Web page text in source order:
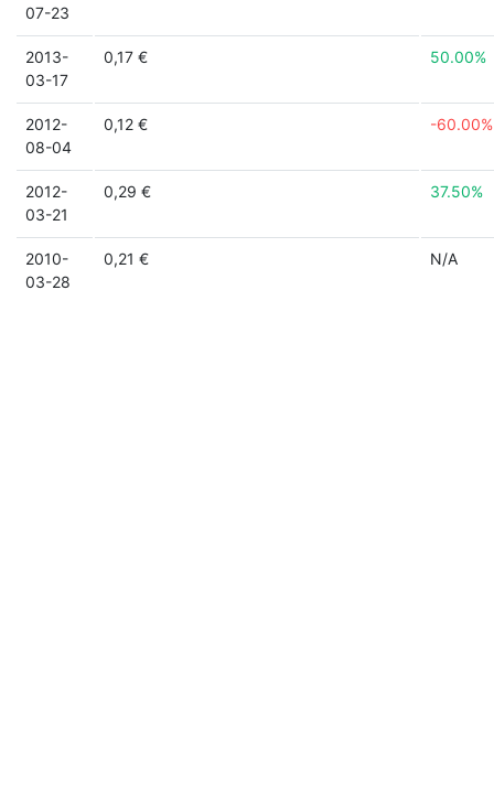
07-23
2013-
03-17
0,17 € 50.00%
2012-
08-04
0,12 € -60.00%
2012-
03-21
0,29 € 37.50%
2010-
03-28
0,21 € N/A